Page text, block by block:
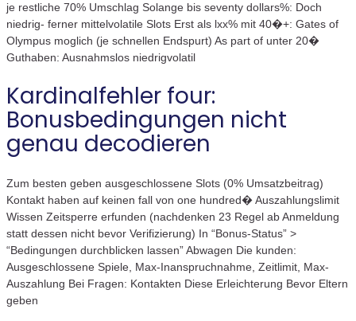
je restliche 70% Umschlag Solange bis seventy dollars%: Doch
niedrig- ferner mittelvolatile Slots Erst als lxx% mit 40�+: Gates of
Olympus moglich (je schnellen Endspurt) As part of unter 20�
Guthaben: Ausnahmslos niedrigvolatil
Kardinalfehler four:
Bonusbedingungen nicht
genau decodieren
Zum besten geben ausgeschlossene Slots (0% Umsatzbeitrag)
Kontakt haben auf keinen fall von one hundred� Auszahlungslimit
Wissen Zeitsperre erfunden (nachdenken 23 Regel ab Anmeldung
statt dessen nicht bevor Verifizierung) In “Bonus-Status” >
“Bedingungen durchblicken lassen” Abwagen Die kunden:
Ausgeschlossene Spiele, Max-Inanspruchnahme, Zeitlimit, Max-
Auszahlung Bei Fragen: Kontakten Diese Erleichterung Bevor Eltern
geben